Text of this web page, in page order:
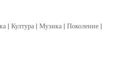
| Култура | Музика | Поколение |